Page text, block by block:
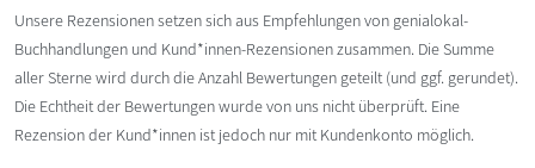
Unsere Rezensionen setzen sich aus Empfehlungen von genialokal-
Buchhandlungen und Kund*innen-Rezensionen zusammen. Die Summe
aller Sterne wird durch die Anzahl Bewertungen geteilt (und ggf. gerundet).
Die Echtheit der Bewertungen wurde von uns nicht überprüft. Eine
Rezension der Kund*innen ist jedoch nur mit Kundenkonto möglich.